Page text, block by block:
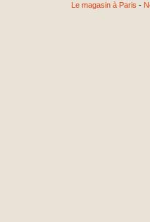
Le magasin à Paris -